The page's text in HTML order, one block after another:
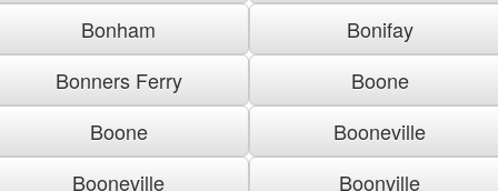
Bonham
Bonifay
Bonners Ferry
Boone
Boone
Booneville
Booneville
Boonville